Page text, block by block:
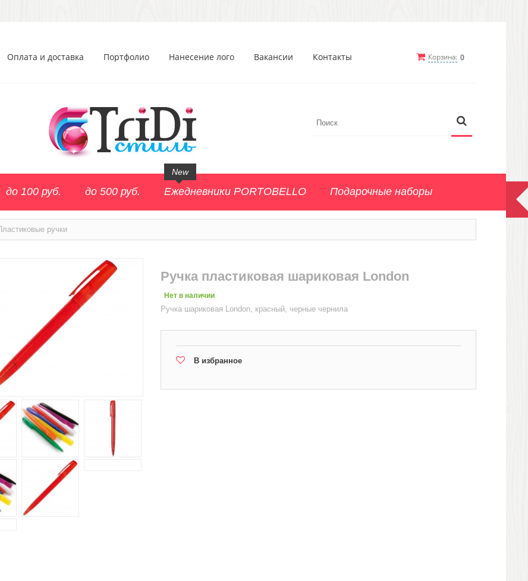
Корзина: 0
Оплата и доставка Портфолио Нанесение лого Вакансии Контакты
до 100 руб. до 500 руб. Ежедневники PORTOBELLO
New
Подарочные наборы
ручки
Ручка пластиковая шариковая London
Нет в наличии
Ручка шариковая London, красный, черные чернила
В избранное